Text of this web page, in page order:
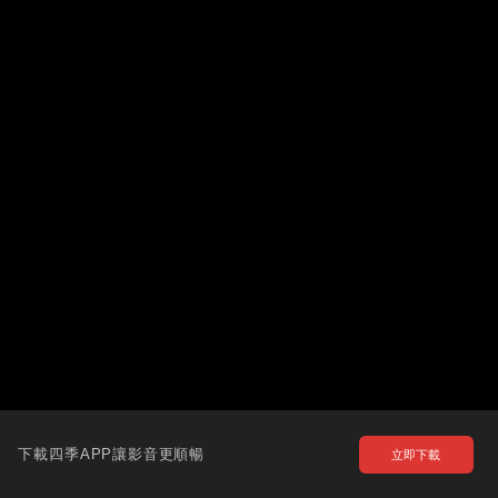
下載四季APP讓影音更順暢 立即下載